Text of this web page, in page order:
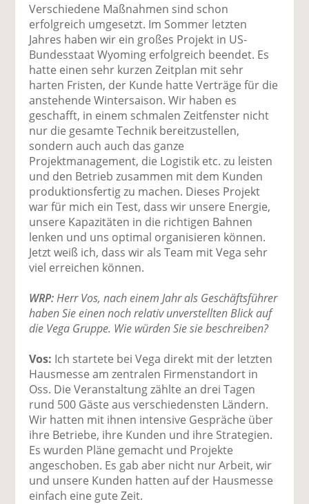
Verschiedene Maßnahmen sind schon
erfolgreich umgesetzt. Im Sommer letzten
Jahres haben wir ein großes Projekt in US-
Bundesstaat Wyoming erfolgreich beendet. Es
hatte einen sehr kurzen Zeitplan mit sehr
harten Fristen, der Kunde hatte Verträge für die
anstehende Wintersaison. Wir haben es
geschafft, in einem schmalen Zeitfenster nicht
nur die gesamte Technik bereitzustellen,
sondern auch auch das ganze
Projektmanagement, die Logistik etc. zu leisten
und den Betrieb zusammen mit dem Kunden
produktionsfertig zu machen. Dieses Projekt
war für mich ein Test, dass wir unsere Energie,
unsere Kapazitäten in die richtigen Bahnen
lenken und uns optimal organisieren können.
Jetzt weiß ich, dass wir als Team mit Vega sehr
viel erreichen können.
WRP:Herr Vos, nach einem Jahr als Geschäftsführer
haben Sie einen noch relativ unverstellten Blick auf
die Vega Gruppe. Wie würden Sie sie beschreiben?
Vos: Ich startete bei Vega direkt mit der letzten
Hausmesse am zentralen Firmenstandort in
Oss. Die Veranstaltung zählte an drei Tagen
rund 500 Gäste aus verschiedensten Ländern.
Wir hatten mit ihnen intensive Gespräche über
ihre Betriebe, ihre Kunden und ihre Strategien.
Es wurden Pläne gemacht und Projekte
angeschoben. Es gab aber nicht nur Arbeit, wir
und unsere Kunden hatten auf der Hausmesse
einfach eine gute Zeit.